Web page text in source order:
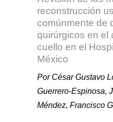
reconstrucción
comúnmente de
quirúrgicos en el
cuello en el
México
Por César Gustavo
Guerrero-Espinosa,
Méndez, Francisco